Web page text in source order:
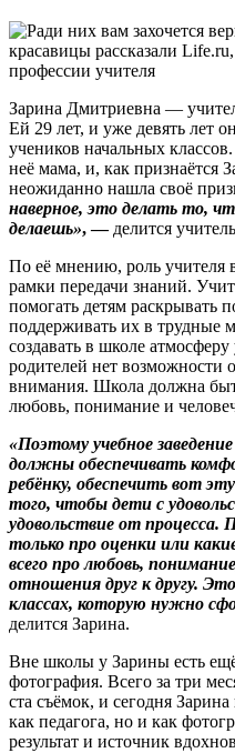
Зарина Дмитриевна —
Ей 29 лет, и уже девять лет
учеников начальных
неё мама, и, как признаётся
неожиданно нашла своё
наверное, это делать то,
делаешь», —делится
По её мнению, роль учителя
рамки передачи знаний.
помогать детям раскрывать
поддерживать их в трудные
создавать в школе
родителей нет возможности
внимания. Школа должна
любовь, понимание и
«Поэтому учебное
должны обеспечивать
ребёнку, обеспечить вот
того, чтобы дети с
удовольствие от
только про оценки или
всего про любовь,
отношения друг к другу.
классах, которую нужно
делится Зарина.
Вне школы у Зарины есть
фотография. Всего за три
ста съёмок, и сегодня
как педагога, но и как
результат и источник